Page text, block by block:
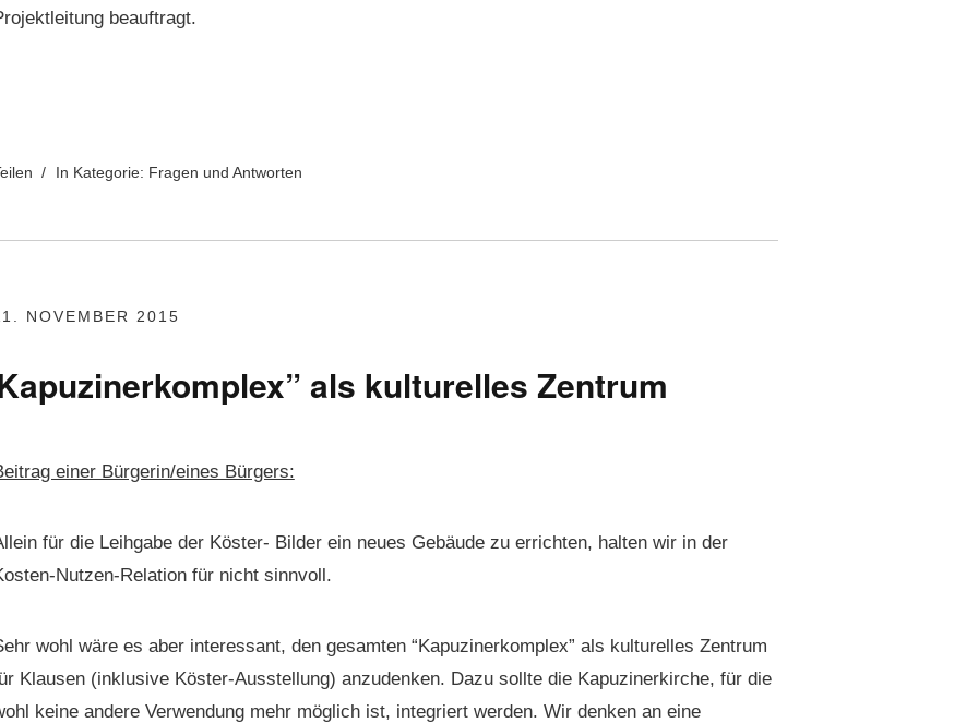
beauftragt.
In Kategorie: Fragen und Antworten
NOVEMBER 2015
als kulturelles Zentrum
ein­er Bürgerin/eines Bürgers:
für die Lei­h­gabe der Köster- Bilder ein neues Gebäude zu erricht­en, hal­ten wir in der
Nutzen-Rela­tion für nicht sinnvoll.
wohl wäre es aber inter­es­sant, den gesamten “Kapuzin­erkom­plex” als kul­turelles Zen­trum
Klausen (inklu­sive Köster-Ausstel­lung) anzu­denken. Dazu sollte die Kapuzin­erkirche, für die
keine andere Ver­wen­dung mehr möglich ist, inte­gri­ert wer­den. Wir denken an eine